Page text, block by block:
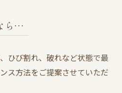
ら…
ひび割れ、破れなど状態で最
ス方法をご提案させていただ